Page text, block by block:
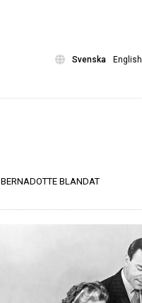
Svenska English
BERNADOTTE BLANDAT